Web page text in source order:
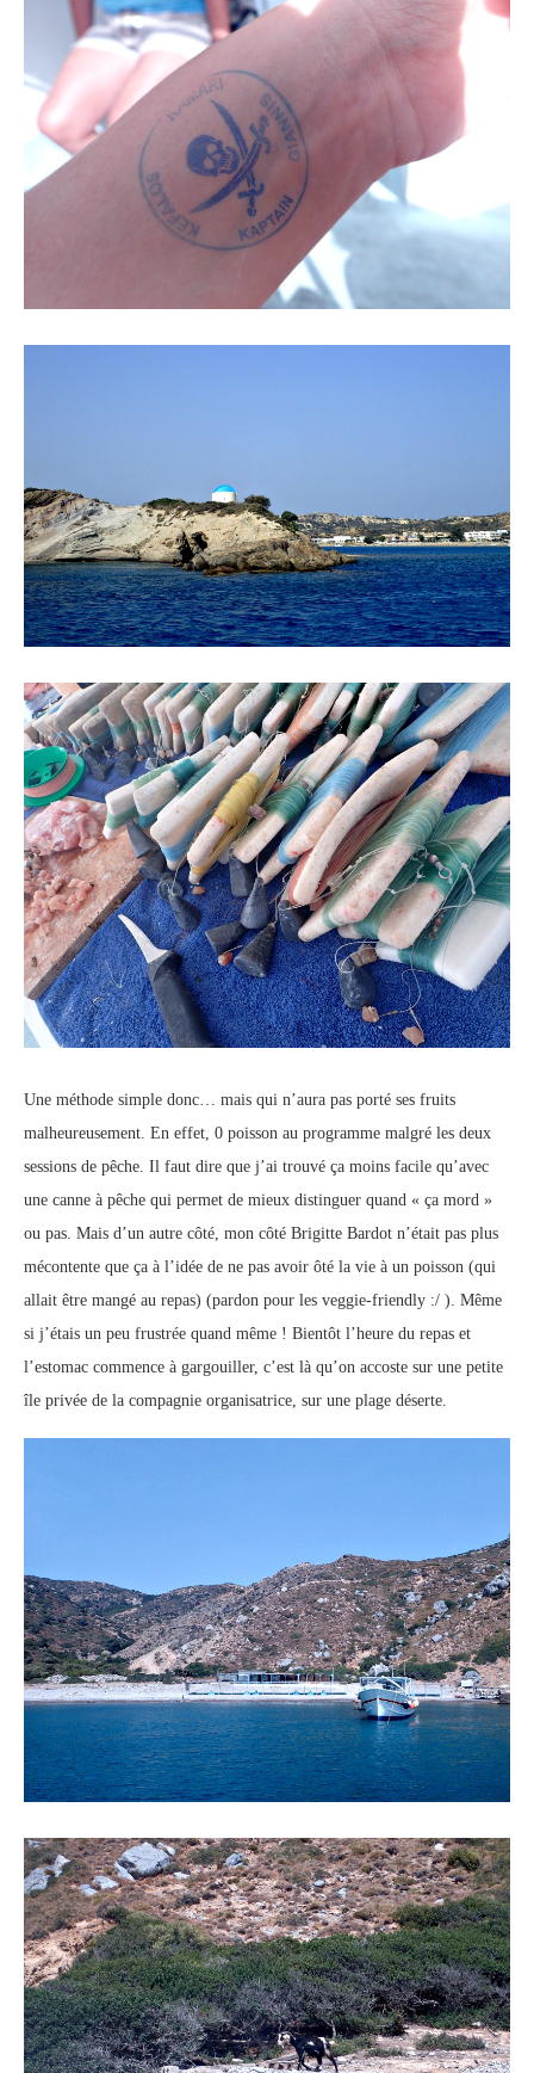
Une méthode simple donc… mais qui n’aura pas porté ses fruits
malheureusement. En effet, 0 poisson au programme malgré les deux
sessions de pêche. Il faut dire que j’ai trouvé ça moins facile qu’avec
une canne à pêche qui permet de mieux distinguer quand « ça mord »
ou pas. Mais d’un autre côté, mon côté Brigitte Bardot n’était pas plus
mécontente que ça à l’idée de ne pas avoir ôté la vie à un poisson (qui
allait être mangé au repas) (pardon pour les veggie-friendly :/ ). Même
si j’étais un peu frustrée quand même ! Bientôt l’heure du repas et
l’estomac commence à gargouiller, c’est là qu’on accoste sur une petite
île privée de la compagnie organisatrice, sur une plage déserte.